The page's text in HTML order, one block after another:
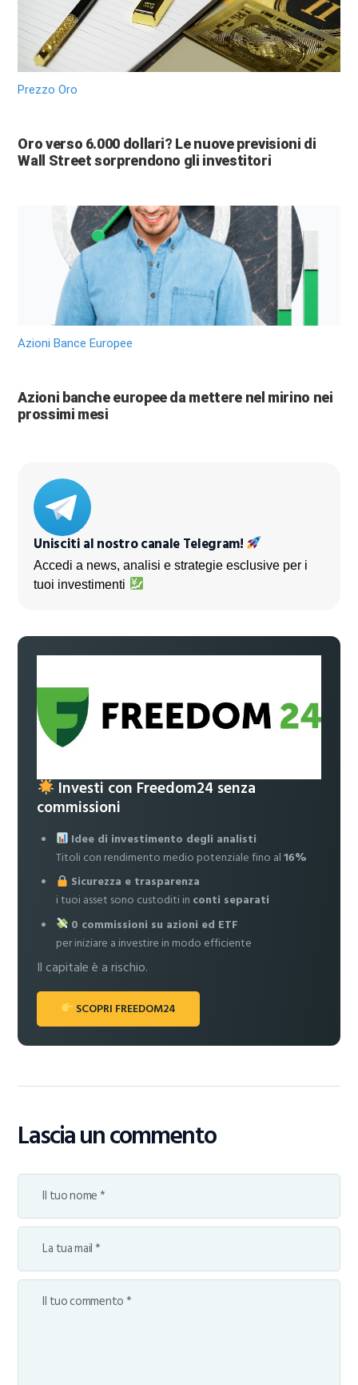
Prezzo Oro
Oro verso 6.000 dollari? Le nuove previsioni di
Wall Street sorprendono gli investitori
Azioni Bance Europee
Azioni banche europee da mettere nel mirino nei
prossimi mesi
Unisciti al nostro canale Telegram!
Accedi a news, analisi e strategie esclusive per i
tuoi investimenti
Investi con Freedom24 senza
commissioni
Idee di investimento degli analisti
Titoli con rendimento medio potenziale fino al16%
Sicurezza e trasparenza
i tuoi asset sono custoditi in conti separati
0 commissioni su azioni ed ETF
per iniziare a investire in modo efficiente
Il capitale è a rischio.
SCOPRI FREEDOM24
Lascia un commento